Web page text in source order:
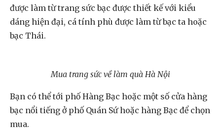
được làm từ trang sức bạc được thiết kế với kiểu
dáng hiện đại, cá tính phù được làm từ bạc ta hoặc
bạc Thái.
Mua trang sức về làm quà Hà Nội
Bạn có thể tới phố Hàng Bạc hoặc một số cửa hàng
bạc nổi tiếng ở phố Quán Sứ hoặc hàng Bạc để chọn
mua.